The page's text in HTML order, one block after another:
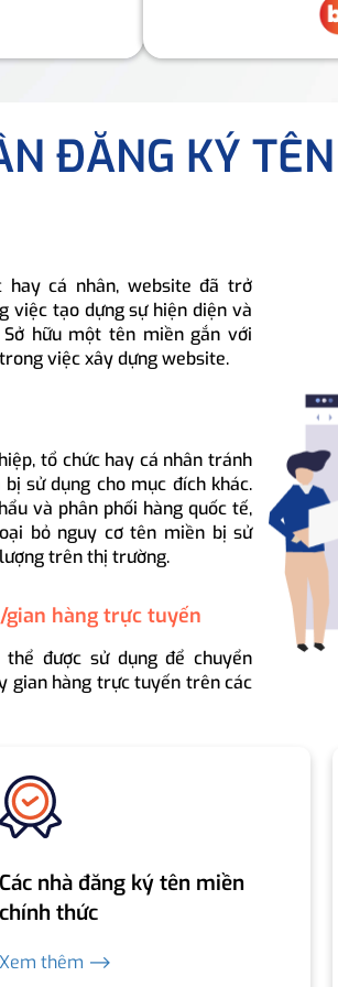
ĐĂNG KÝ
hay cá nhân, website đã trở
việc tạo dựng sự hiện diện và
hữu một tên miền gắn với
việc xây dựng website.
tổ chức hay cá nhân tránh
sử dụng cho mục đích khác.
và phân phối hàng quốc tế,
bỏ nguy cơ tên miền bị sử
trên thị trường.
gian hàng trực tuyến
được sử dụng để chuyển
gian hàng trực tuyến trên các
Các nhà đăng ký tên miền
chính thức
Xem thêm ⟶